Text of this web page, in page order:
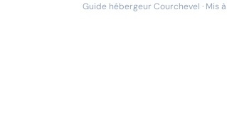
Guide hébergeur Courchevel · Mis